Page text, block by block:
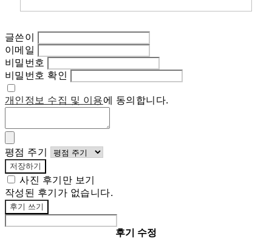
글쓴이
이메일
비밀번호
비밀번호 확인
개인정보 수집 및 이용에 동의합니다.
평점 주기
저장하기
사진 후기만 보기
작성된 후기가 없습니다.
후기 쓰기
후기 수정